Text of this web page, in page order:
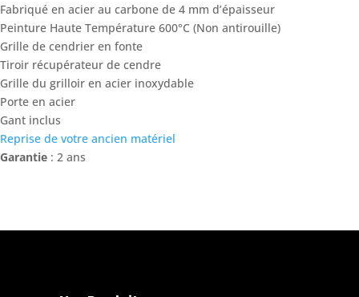
Fabriqué en acier au carbone de 4 mm d’épaisseur
Peinture Haute Température 600°C (Non antirouille)
Grille de cendrier en fonte
Tiroir récupérateur de cendre
Grille du grilloir en acier inoxydable
Porte en acier
Gant inclus
Reprise de votre ancien matériel
Garantie : 2 ans